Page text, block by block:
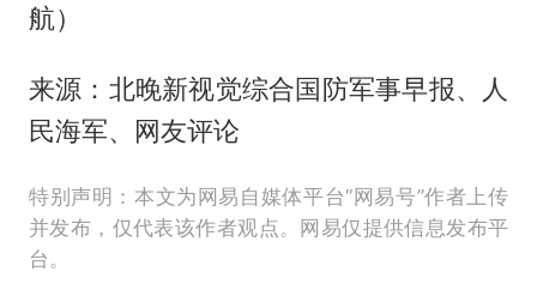
航）
来源：北晚新视觉综合国防军事早报、人
民海军、网友评论
特别声明：本文为网易自媒体平台“网易号”作者上传
并发布，仅代表该作者观点。网易仅提供信息发布平
台。